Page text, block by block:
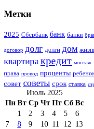
Метки
2025 Сбербанк банк банки
договор долг долги дом
квартиракредит монтаж
права провод проценты
совет советы срок ставка
Июль 2025
Пн Вт Ср Чт Пт Сб Вс
1
2 3 4 5
6
7
8 9 10 11 12 13